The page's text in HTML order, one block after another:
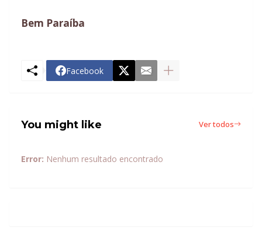
Bem Paraíba
Facebook
You might like Ver todos
Error: Nenhum resultado encontrado